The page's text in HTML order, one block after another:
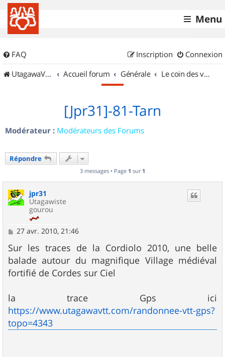
Menu
FAQ Connexion
Inscription
UtagawaVTT (Randos VTT et VTTAE avec traces GPS)
Accueil forum Générale Le coin des vidéastes
[Jpr31]-81-Tarn
Modérateur : Modérateurs des Forums
Répondre
3 messages • Page 1 sur 1
jpr31
Utagawiste
gourou
M
s
s
a
g
e
27 avr. 2010, 21:46
Sur les traces de la Cordiolo 2010, une belle
balade autour du magnifique Village médiéval
fortifié de Cordes sur Ciel
la trace Gps ici
https://www.utagawavtt.com/randonnee-vtt-gps?
topo=4343